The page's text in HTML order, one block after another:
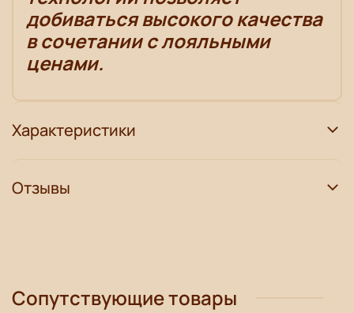
добиваться высокого качества
в сочетании с лояльными
ценами.
Характеристики
Отзывы
Сопутствующие товары